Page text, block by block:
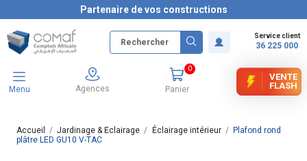
Partenaire de vos constructions
Service client
36 225 000
Menu Agences Panier
0
VENTE
FLASH
Accueil Jardinage & Eclairage Éclairage intérieur
Plafond rond
plâtre LED GU10 V-TAC